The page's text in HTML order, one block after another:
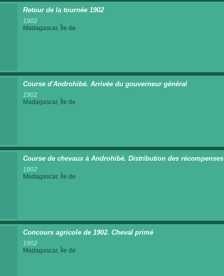
Retour de la tournée 1902
1902
Madagascar, Île de
Course d'Androhibé. Arrivée du gouverneur général
1902
Madagascar, Île de
Course de chevaux à Androhibé. Distribution des récompenses
1902
Madagascar, Île de
Concours agricole de 1902. Cheval primé
1902
Madagascar, Île de